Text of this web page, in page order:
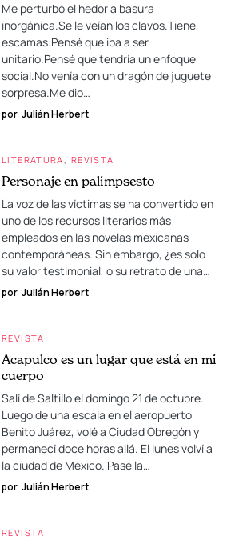
Me perturbó el hedor a basura
inorgánica.Se le veían los clavos.Tiene
escamas.Pensé que iba a ser
unitario.Pensé que tendría un enfoque
social.No venía con un dragón de juguete
sorpresa.Me dio…
por Julián Herbert
LITERATURA REVISTA
Personaje en palimpsesto
La voz de las víctimas se ha convertido en
uno de los recursos literarios más
empleados en las novelas mexicanas
contemporáneas. Sin embargo, ¿es solo
su valor testimonial, o su retrato de una…
por Julián Herbert
REVISTA
Acapulco es un lugar que está en mi
cuerpo
Salí de Saltillo el domingo 21 de octubre.
Luego de una escala en el aeropuerto
Benito Juárez, volé a Ciudad Obregón y
permanecí doce horas allá. El lunes volví a
la ciudad de México. Pasé la…
por Julián Herbert
REVISTA